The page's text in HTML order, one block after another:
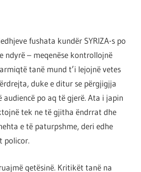
fushata kundër SYRIZA-s po
ndyrë – meqenëse kontrollojnë
tanë mund t’i lejojnë vetes
duke e ditur se përgjigjja
audiencë po aq të gjerë. Ata i japin
tek ne të gjitha ëndrrat dhe
e të paturpshme, deri edhe
policor.
qetësinë. Kritikët tanë na